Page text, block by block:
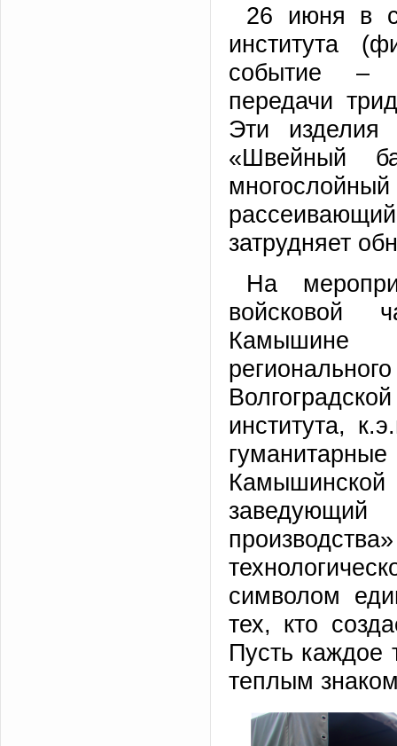
26 июня в
института
событие –
передачи
Эти изделия
«Швейный
затрудняет
На
войсковой
Камышине
института,
заведующий
символом
тех, кто
Пусть каждое
теплым